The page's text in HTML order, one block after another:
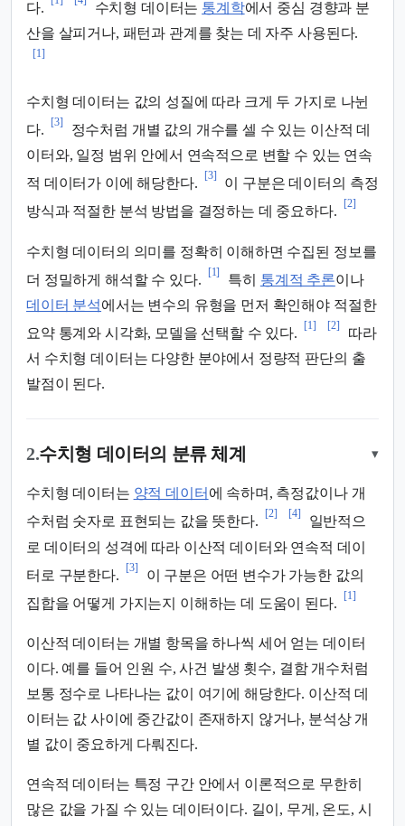
다.
수치형 데이터는 통계학에서 중심 경향과 분
산을 살피거나, 패턴과 관계를 찾는 데 자주 사용된다.
[1]
수치형 데이터는 값의 성질에 따라 크게 두 가지로 나뉜
다.
[3]
정수처럼 개별 값의 개수를 셀 수 있는 이산적 데
이터와, 일정 범위 안에서 연속적으로 변할 수 있는 연속
적 데이터가 이에 해당한다.
[3]
이 구분은 데이터의 측정
방식과 적절한 분석 방법을 결정하는 데 중요하다.
[2]
수치형 데이터의 의미를 정확히 이해하면 수집된 정보를
더 정밀하게 해석할 수 있다.
[1]
특히 통계적 추론이나
데이터 분석에서는 변수의 유형을 먼저 확인해야 적절한
요약 통계와 시각화, 모델을 선택할 수 있다.
[1] [2]
따라
서 수치형 데이터는 다양한 분야에서 정량적 판단의 출
발점이 된다.
2.수치형 데이터의 분류 체계 ▾
수치형 데이터는 양적 데이터 에 속하며, 측정값이나 개
수처럼 숫자로 표현되는 값을 뜻한다.
[2] [4]
일반적으
로 데이터의 성격에 따라 이산적 데이터와 연속적 데이
터로 구분한다.
[3]
이 구분은 어떤 변수가 가능한 값의
집합을 어떻게 가지는지 이해하는 데 도움이 된다.
[1]
이산적 데이터는 개별 항목을 하나씩 세어 얻는 데이터
이다. 예를 들어 인원 수, 사건 발생 횟수, 결함 개수처럼
보통 정수로 나타나는 값이 여기에 해당한다. 이산적 데
이터는 값 사이에 중간값이 존재하지 않거나, 분석상 개
별 값이 중요하게 다뤄진다.
연속적 데이터는 특정 구간 안에서 이론적으로 무한히
많은 값을 가질 수 있는 데이터이다. 길이, 무게, 온도, 시